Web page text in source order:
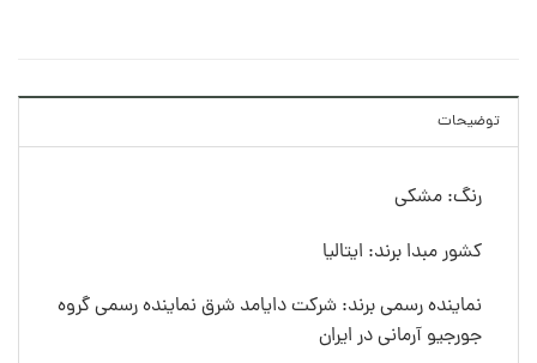
توضیحات
رنگ: مشکی
کشور مبدا برند: ایتالیا
نماینده رسمی برند: شرکت دایامد شرق نماینده رسمی گروه
جورجیو آرمانی در ایران